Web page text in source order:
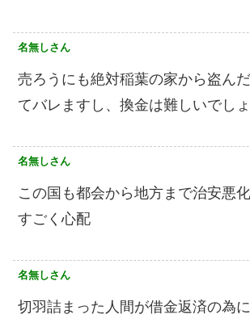
名無しさん
売ろうにも絶対稲葉の家から盗ん
てバレますし、換金は難しいでしょ
名無しさん
この国も都会から地方まで治安悪化
すごく心配
名無しさん
切羽詰まった人間が借金返済の為